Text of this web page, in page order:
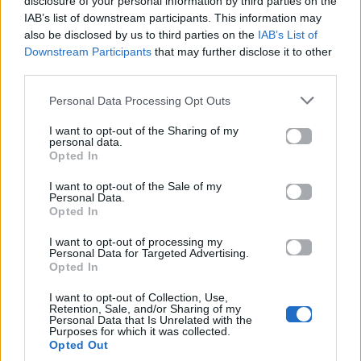
IAB’s list of downstream participants. This information may
also be disclosed by us to third parties on the IAB’s List of
Downstream Participants that may further disclose it to other
Personal Data Processing Opt Outs
I want to opt-out of the Sharing of my
personal data.
Opted In
I want to opt-out of the Sale of my
Personal Data.
Opted In
I want to opt-out of processing my
Personal Data for Targeted Advertising.
Opted In
I want to opt-out of Collection, Use,
Retention, Sale, and/or Sharing of my
Personal Data that Is Unrelated with the
Purposes for which it was collected.
Opted Out
Το τελικό συμπέρασμα είναι ότι η Eurovision 2026
κατάφερε να ξεπεράσει τα στενά όρια ενός
τεράστια μουσική δεξαμενή επιτυχιών
. Τα
chartsτηςIFPI Greeceαντικατοπτρίζουν απόλυτα
τον παλμό της νεολαίας, που αναζητά συνεχώς
κουλτούρες. Τα τραγούδια αυτά έχουν ήδη γίνει τα
απόλυτα trends στις πλατφόρμες του TikTok και του
Instagram, ντύνοντας μουσικά χιλιάδες βίντεο
καθημερινά. Η επιτυχία τους δύο εβδομάδες μετά
εφήμερο hype, αλλά για hits με μεγάλη διάρκεια.
Το μόνο που μένει να δούμε είναι ποιο από όλα
αυτά τα tracks θα αναδειχθεί τελικά στο απόλυτο